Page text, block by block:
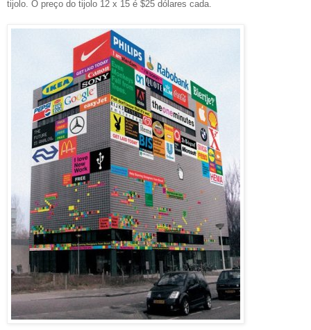
tijolo. O preço do tijolo 12 x 15 é $25 dólares cada.